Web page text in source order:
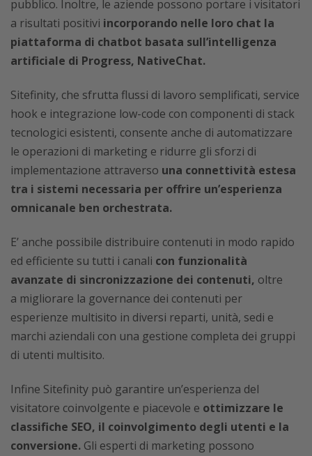
pubblico. Inoltre, le aziende possono portare i visitatori
a risultati positivi incorporando nelle loro chat la
piattaforma di chatbot basata sull’intelligenza
artificiale di Progress, NativeChat.
Sitefinity, che sfrutta flussi di lavoro semplificati, service
hook e integrazione low-code con componenti di stack
tecnologici esistenti, consente anche di automatizzare
le operazioni di marketing e ridurre gli sforzi di
implementazione attraverso una connettività estesa
tra i sistemi necessaria per offrire un’esperienza
omnicanale ben orchestrata.
E’ anche possibile distribuire contenuti in modo rapido
ed efficiente su tutti i canali con funzionalità
avanzate di sincronizzazione dei contenuti, oltre
a migliorare la governance dei contenuti per
esperienze multisito in diversi reparti, unità, sedi e
marchi aziendali con una gestione completa dei gruppi
di utenti multisito.
Infine Sitefinity può garantire un’esperienza del
visitatore coinvolgente e piacevole e ottimizzare le
classifiche SEO, il coinvolgimento degli utenti e la
conversione. Gli esperti di marketing possono